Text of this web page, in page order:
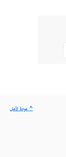
^ عودة لأعلى